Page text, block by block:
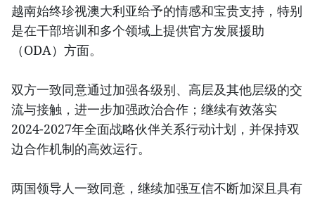
越南始终珍视澳大利亚给予的情感和宝贵支持，特别
是在干部培训和多个领域上提供官方发展援助
（ODA）方面。
双方一致同意通过加强各级别、高层及其他层级的交
流与接触，进一步加强政治合作；继续有效落实
2024-2027年全面战略伙伴关系行动计划，并保持双
边合作机制的高效运行。
两国领导人一致同意，继续加强互信不断加深且具有